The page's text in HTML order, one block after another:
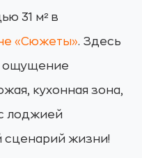
31 м² в
«Сюжеты». Здесь
ощущение
кухонная зона,
лоджией
сценарий жизни!